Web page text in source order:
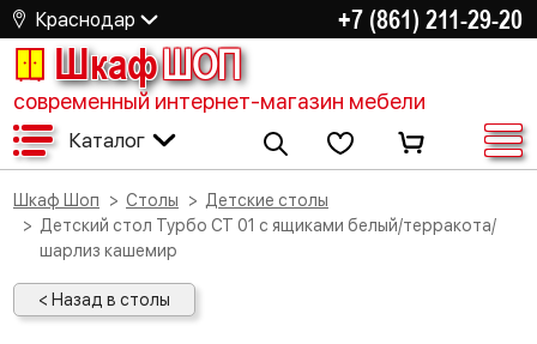
Краснодар +7 (861) 211-29-20
ШкафШОП
современный интернет-магазин мебели
Каталог
Шкаф Шоп Столы
Детские столы
Детский стол Турбо СТ 01 с ящиками белый/терракота/
шарлиз кашемир
< Назад в столы